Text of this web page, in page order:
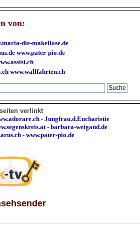
von:
die-makellose.de
www.pater-pio.de
www.wallfahrten.ch
verlinkt
-Jungfrau.d.Eucharistie
-barbara-weigand.de
- www.pater-pio.de